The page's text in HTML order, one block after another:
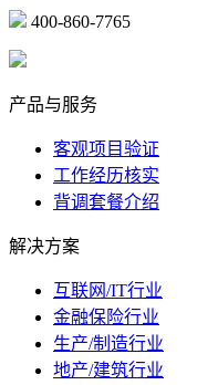
400-860-7765
产品与服务
客观项目验证
工作经历核实
背调套餐介绍
解决方案
互联网/IT行业
金融保险行业
生产/制造行业
地产/建筑行业